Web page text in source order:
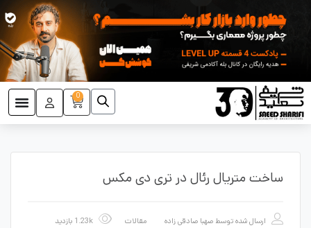
0
ساخت متریال رئال در تری دی مکس
ارسال شده توسط صهبا صادقی زاده مقالات